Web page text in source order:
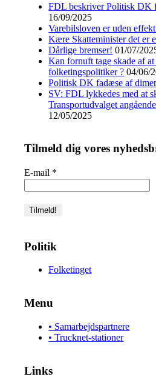
FDL beskriver Politisk DK
16/09/2025
Varebilsloven er uden
Kære Skatteminister det er
Dårlige bremser! 01/07/
Kan fornuft tage skade af
folketingspolitiker ? 04/06/
Politisk DK fadæse af
SV: FDL lykkedes med at
Transportudvalget
12/05/2025
Tilmeld dig vores
E-mail *
Politik
Folketinget
Menu
• Samarbejdspartnere
• Trucknet-stationer
Links